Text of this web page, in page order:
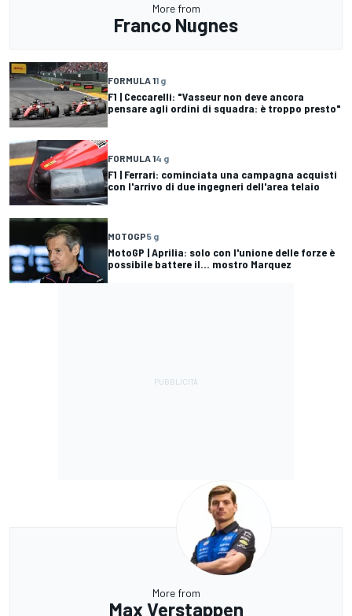
More from
Franco Nugnes
FORMULA 11 g
F1 | Ceccarelli: "Vasseur non deve ancora
pensare agli ordini di squadra: è troppo presto"
FORMULA 14 g
F1 | Ferrari: cominciata una campagna acquisti
con l'arrivo di due ingegneri dell'area telaio
MOTOGP5 g
MotoGP | Aprilia: solo con l'unione delle forze è
possibile battere il... mostro Marquez
More from
Max Verstappen